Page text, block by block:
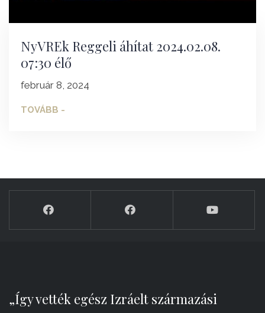
NyVREk Reggeli áhítat 2024.02.08.
07:30 élő
február 8, 2024
TOVÁBB -
„Így vették egész Izráelt származási